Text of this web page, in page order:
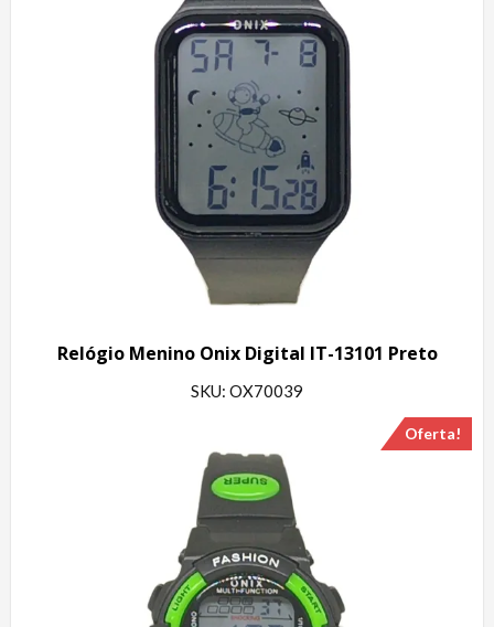
Relógio Menino Onix Digital IT-13101 Preto
SKU: OX70039
Oferta!